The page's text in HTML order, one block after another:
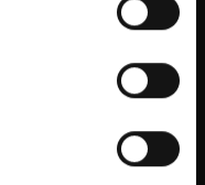
eller per telefon